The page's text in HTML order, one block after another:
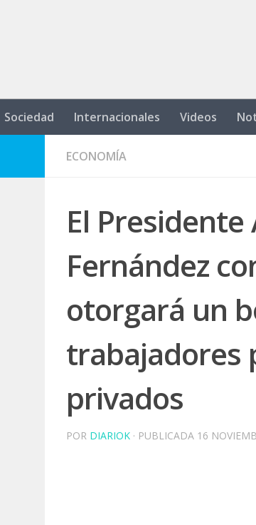
Sociedad Internacionales Videos
ECONOMÍA
El
Fernández
otorgará un
trabajadores
privados
POR DIARIOK · PUBLICADA 16